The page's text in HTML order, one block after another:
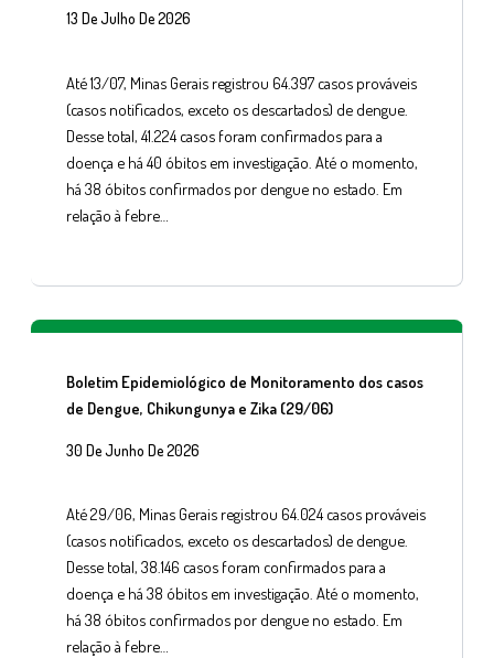
13 De Julho De 2026
Até 13/07, Minas Gerais registrou 64.397 casos prováveis
(casos notificados, exceto os descartados) de dengue.
Desse total, 41.224 casos foram confirmados para a
doença e há 40 óbitos em investigação. Até o momento,
há 38 óbitos confirmados por dengue no estado. Em
relação à febre…
Boletim Epidemiológico de Monitoramento dos casos
de Dengue, Chikungunya e Zika (29/06)
30 De Junho De 2026
Até 29/06, Minas Gerais registrou 64.024 casos prováveis
(casos notificados, exceto os descartados) de dengue.
Desse total, 38.146 casos foram confirmados para a
doença e há 38 óbitos em investigação. Até o momento,
há 38 óbitos confirmados por dengue no estado. Em
relação à febre…